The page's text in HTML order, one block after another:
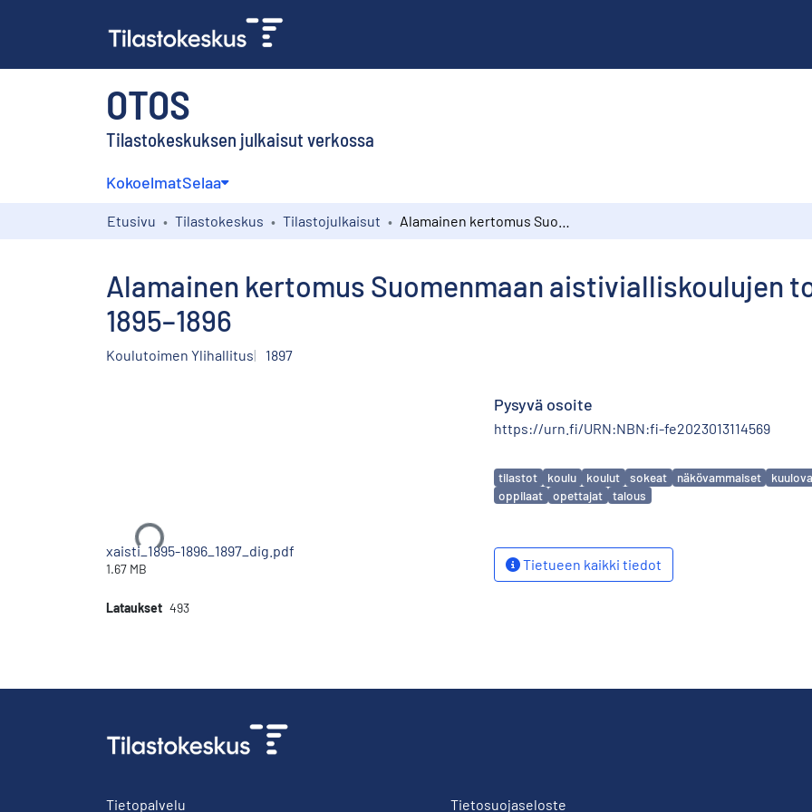
OTOS
Tilastokeskuksen julkaisut verkossa
KokoelmatSelaa
Etusivu Tilastokeskus Tilastojulkaisut
Alamainen kertomus Suomenmaan aistivialliskoulujen
1895–1896
Koulutoimen Ylihallitus 1897
Ladataan...
xaisti_1895-1896_1897_dig.pdf
1.67 MB
Lataukset 493
Pysyvä osoite
https://urn.fi/URN:NBN:fi-fe2023013114569
Avainsanat
tilastot koulu koulut sokeat näkövammaiset
oppilaat
opettajat talous
Tietueen kaikki tiedot
Tietopalvelu Tietosuojaseloste